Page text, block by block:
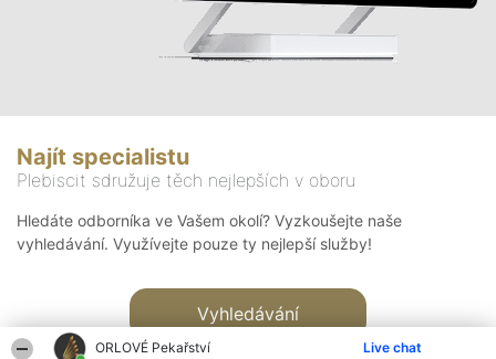
ORLOVÉ Pekařství Live chat
Najít specialistu
Plebiscit sdružuje těch nejlepších v oboru
Hledáte odborníka ve Vašem okolí? Vyzkoušejte naše
vyhledávání. Využívejte pouze ty nejlepší služby!
Vyhledávání